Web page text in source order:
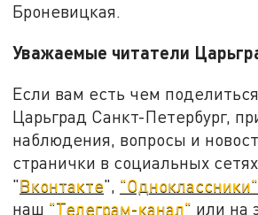
Броневицкая.
Уважаемые читатели
Если вам есть чем
Царьград Санкт-Петербург,
наблюдения, вопросы и
странички в социальных сетях
"Вконтакте", "Одноклассники"
наш "Телеграм-канал" или на